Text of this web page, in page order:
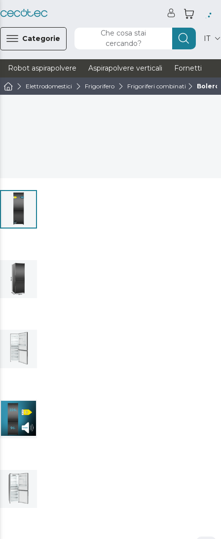
Categorie
Che cosa stai
cercando?
IT
Robot aspirapolvere Aspirapolvere verticali Fornetti
Elettrodomestici Frigorifero Frigoriferi combinati Bolero